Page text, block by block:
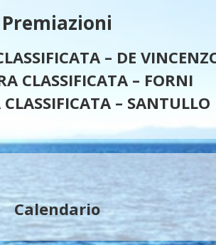
Premiazioni
– DE
CLASSIFICATA – FORNI
– SANTULLO
Calendario